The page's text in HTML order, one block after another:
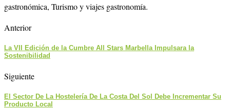
gastronómica, Turismo y viajes gastronomía.
Anterior
La VII Edición de la Cumbre All Stars Marbella Impulsara la
Sostenibilidad
Siguiente
El Sector De La Hostelería De La Costa Del Sol Debe Incrementar Su
Producto Local